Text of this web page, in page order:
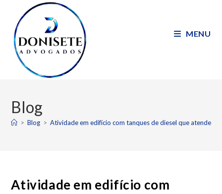
MENU
Blog
> Blog > Atividade em edifício com tanques de diesel que atendem
Atividade em edifício com